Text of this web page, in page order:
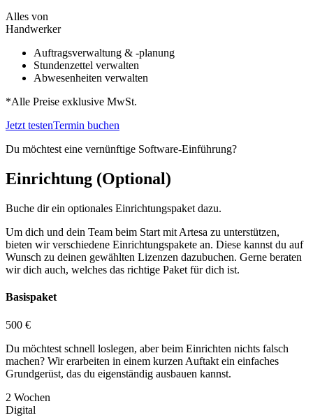
Alles von
Handwerker
Auftragsverwaltung & -planung
Stundenzettel verwalten
Abwesenheiten verwalten
*Alle Preise exklusive MwSt.
Jetzt testenTermin buchen
Du möchtest eine vernünftige Software-Einführung?
Einrichtung (Optional)
Buche dir ein optionales Einrichtungspaket dazu.
Um dich und dein Team beim Start mit Artesa zu unterstützen,
bieten wir verschiedene Einrichtungspakete an. Diese kannst du auf
Wunsch zu deinen gewählten Lizenzen dazubuchen. Gerne beraten
wir dich auch, welches das richtige Paket für dich ist.
Basispaket
500 €
Du möchtest schnell loslegen, aber beim Einrichten nichts falsch
machen? Wir erarbeiten in einem kurzen Auftakt ein einfaches
Grundgerüst, das du eigenständig ausbauen kannst.
2 Wochen
Digital